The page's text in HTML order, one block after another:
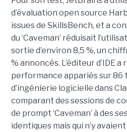
d’évaluation open source
issues de SkillsBench, et a
du ‘Caveman’ réduisait
sortie d’environ 8,5 %, un
% annoncés. L’éditeur d’IDE
performance appariés sur 86
d’ingénierie logicielle dans
comparant des sessions de
de prompt ‘Caveman’ à des
identiques mais qui n’y